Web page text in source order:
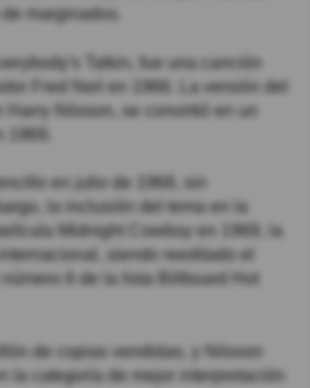
marginados.
Talkin, fue una canción
Fred Neil en 1966. La versión del
Harry Nilsson, se convirtió en un
en julio de 1968, sin
la inclusión del tema en la
Midnight Cowboy en 1969, la
siendo reeditado el
6 de la lista Billboard Hot
de copias vendidas, y Nilsson
la categoría de mejor interpretación